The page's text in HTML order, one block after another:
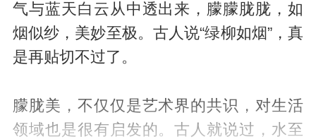
气与蓝天白云从中透出来，朦朦胧胧，如
烟似纱，美妙至极。古人说“绿柳如烟”，真
是再贴切不过了。
朦胧美，不仅仅是艺术界的共识，对生活
领域也是很有启发的。古人就说过，水至